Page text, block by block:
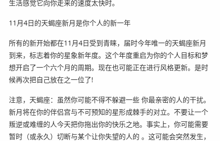
生活感觉它向你走来的速度太快时。
11月4日的天蝎座新月是你个人的新一年
所有的新开始都在11月4日受到青睐，届时今年唯一的天蝎座新月
到来，标志着你的星象新年度。这个年度重启为你的个人目标和梦
想开启了一个六个月的周期。现在也可能正在进行风格更新。是时
候再次把自己放在之一位了!
注意，天蝎座：虽然你可能不得不躲避一些 你最亲密的人的干扰。
新月将在你的伴侣宫与不可预知的星形成棘手的对立。不要让一个
叛逆或难缠的人今天把你拖出你的快乐之地。事实上，你可能需要
暂时（或永久）切断与某个让你失望的人的 。这可能会突然发生，